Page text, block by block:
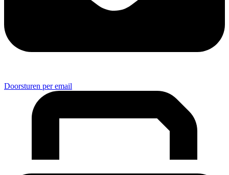
Doorsturen per email